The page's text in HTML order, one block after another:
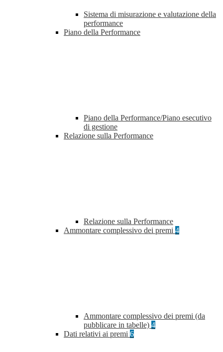
Sistema di misurazione e valutazione della
performance
Piano della Performance
Piano della Performance/Piano esecutivo
di gestione
Relazione sulla Performance
Relazione sulla Performance
Ammontare complessivo dei premi 4
Ammontare complessivo dei premi (da
pubblicare in tabelle) 4
Dati relativi ai premi 6